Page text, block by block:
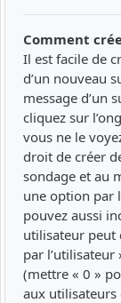
Comment
Il est facile de
d’un nouveau
message d’un
cliquez sur
vous ne le
droit de créer
sondage et au
une option par
pouvez aussi
utilisateur peut
par
(mettre « 0 »
aux